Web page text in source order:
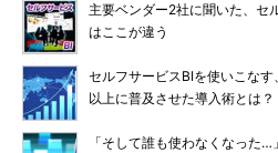
主要ベンダー2社に聞いた、セ
はここが違う
セルフサービスBIを使いこなす
以上に普及させた導入術とは？
「そして誰も使わなくなった…